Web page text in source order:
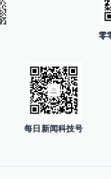
零
每日新闻科技号